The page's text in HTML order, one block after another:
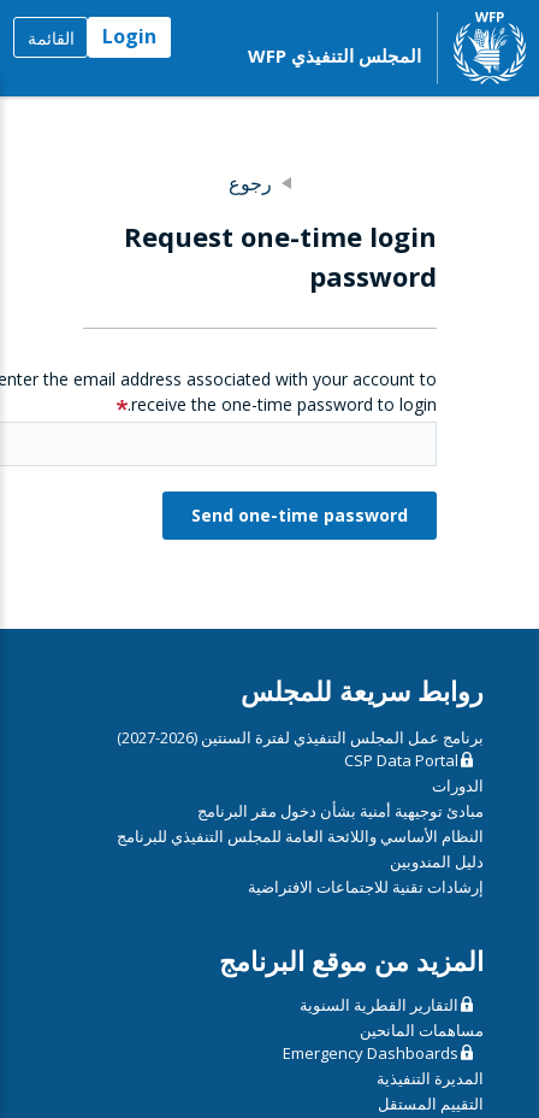
المجلس التنفيذي WFP
Login القائمة
رجوع
Request one-time login
password
the email address associated with your account to
receive the one-time password to login.
روابط سريعة للمجلس
برنامج عمل المجلس التنفيذي لفترة السنتين (2026-2027)
CSP Data Portal
الدورات
مبادئ توجيهية أمنية بشأن دخول مقر البرنامج
النظام الأساسي واللائحة العامة للمجلس التنفيذي للبرنامج
دليل المندوبين
إرشادات تقنية للاجتماعات الافتراضية
المزيد من موقع البرنامج
التقارير القطرية السنوية
مساهمات المانحين
Emergency Dashboards
المديرة التنفيذية
التقييم المستقل